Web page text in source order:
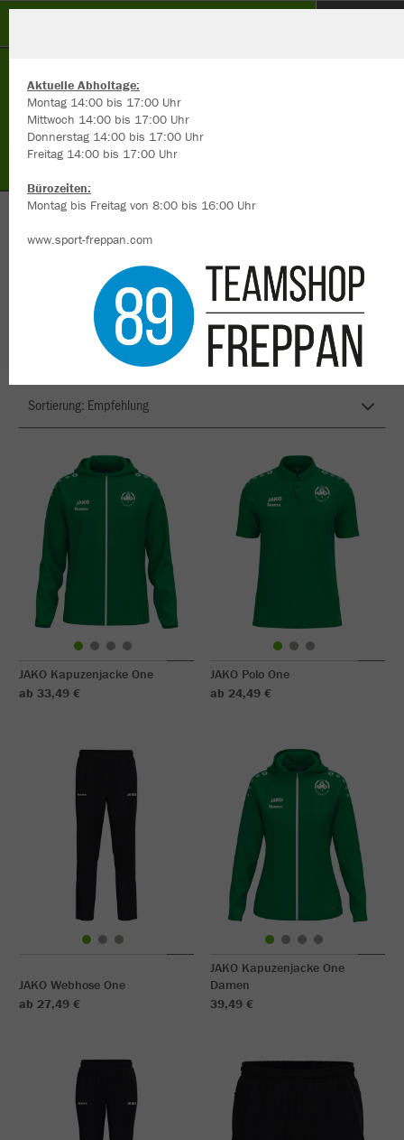
Herzlich Willkommen im Teamshop TSV
Farbe
JAKO Kapuzenjacke One
ab 33,49 €
JAKO Polo One
ab 24,49 €
JAKO Webhose One
ab 27,49 €
JAKO Kapuzenjacke One
Damen
39,49 €
Aktuelle Abholtage:
Montag 14:00 bis 17:00 Uhr
Mittwoch 14:00 bis 17:00 Uhr
Donnerstag 14:00 bis 17:00 Uhr
Freitag 14:00 bis 17:00 Uhr
Bürozeiten:
Montag bis Freitag von 8:00 bis 16:00 Uhr
www.sport-freppan.com
Wir verwenden Cookies
Inhalte anzeigen und unsere Website verbessern. Weitere
zu den Cookies findest Du in den Einstellungen.
Alle ablehnen
mehr Infos
Datenschutz
Impressum